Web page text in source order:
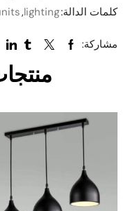
كلمات الدالة:lighting
,
مشاركة: